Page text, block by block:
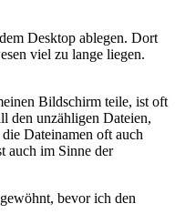
Desktop ablegen. Dort
viel zu lange liegen.
Bildschirm teile, ist oft
den unzähligen Dateien,
Dateinamen oft auch
auch im Sinne der
bevor ich den